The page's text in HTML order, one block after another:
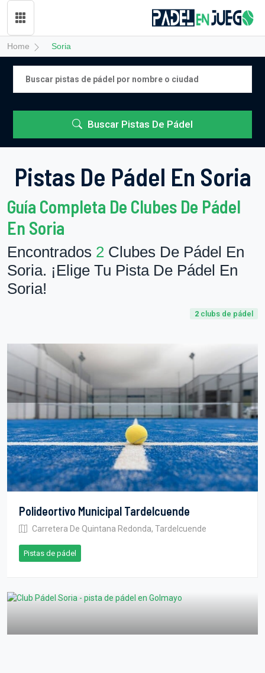
Home Soria
Buscar Pistas De Pádel
Pistas De Pádel En Soria
Guía Completa De Clubes De Pádel
En Soria
Encontrados 2 Clubes De Pádel En
Soria. ¡Elige Tu Pista De Pádel En
Soria!
2 clubs de pádel
Polideortivo Municipal Tardelcuende
Carretera De Quintana Redonda, Tardelcuende
Pistas de pádel